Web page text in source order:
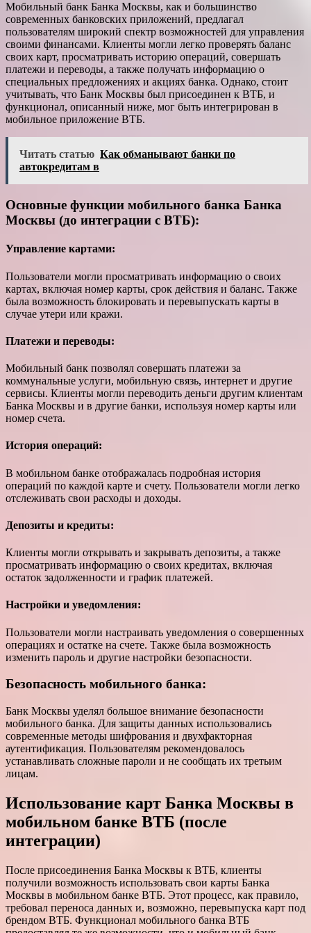
Мобильный банк Банка Москвы, как и большинство
современных банковских приложений, предлагал
пользователям широкий спектр возможностей для управления
своими финансами. Клиенты могли легко проверять баланс
своих карт, просматривать историю операций, совершать
платежи и переводы, а также получать информацию о
специальных предложениях и акциях банка. Однако, стоит
учитывать, что Банк Москвы был присоединен к ВТБ, и
функционал, описанный ниже, мог быть интегрирован в
мобильное приложение ВТБ.
Читать статью Как обманывают банки по
автокредитам в
Основные функции мобильного банка Банка
Москвы (до интеграции с ВТБ):
Управление картами:
Пользователи могли просматривать информацию о своих
картах, включая номер карты, срок действия и баланс. Также
была возможность блокировать и перевыпускать карты в
случае утери или кражи.
Платежи и переводы:
Мобильный банк позволял совершать платежи за
коммунальные услуги, мобильную связь, интернет и другие
сервисы. Клиенты могли переводить деньги другим клиентам
Банка Москвы и в другие банки, используя номер карты или
номер счета.
История операций:
В мобильном банке отображалась подробная история
операций по каждой карте и счету. Пользователи могли легко
отслеживать свои расходы и доходы.
Депозиты и кредиты:
Клиенты могли открывать и закрывать депозиты, а также
просматривать информацию о своих кредитах, включая
остаток задолженности и график платежей.
Настройки и уведомления:
Пользователи могли настраивать уведомления о совершенных
операциях и остатке на счете. Также была возможность
изменить пароль и другие настройки безопасности.
Безопасность мобильного банка:
Банк Москвы уделял большое внимание безопасности
мобильного банка. Для защиты данных использовались
современные методы шифрования и двухфакторная
аутентификация. Пользователям рекомендовалось
устанавливать сложные пароли и не сообщать их третьим
лицам.
Использование карт Банка Москвы в
мобильном банке ВТБ (после
интеграции)
После присоединения Банка Москвы к ВТБ, клиенты
получили возможность использовать свои карты Банка
Москвы в мобильном банке ВТБ. Этот процесс, как правило,
требовал переноса данных и, возможно, перевыпуска карт под
брендом ВТБ. Функционал мобильного банка ВТБ